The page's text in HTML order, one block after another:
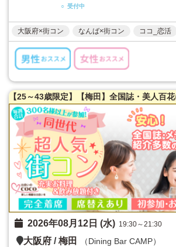
○ 受付中
大阪府×街コン なんば×街コン ココ_恋活
2026年08月12日 (水) 19:30～21:30
大阪府 /梅田 （Dining Bar CAMP）